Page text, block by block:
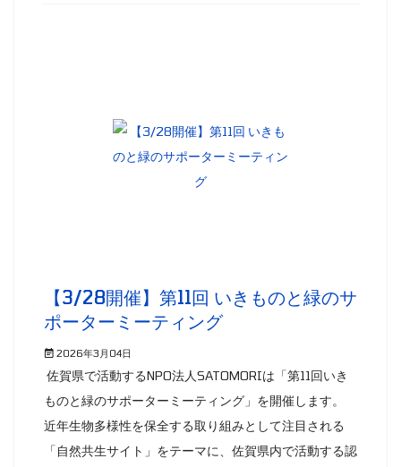
【3/28開催】第11回 いきものと緑のサ
ポーターミーティング
2026年3月04日
佐賀県で活動するNPO法人SATOMORIは「第11回いき
ものと緑のサポーターミーティング」を開催します。
近年生物多様性を保全する取り組みとして注目される
「自然共生サイト」をテーマに、佐賀県内で活動する認